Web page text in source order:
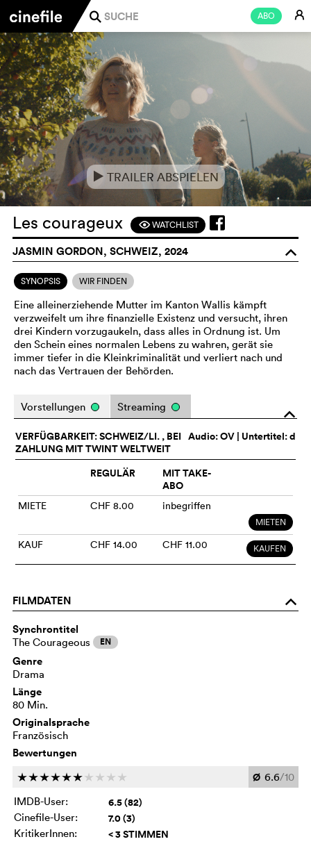
ABO E
j
e TRAILER ABSPIELEN
Les courageux FWATCHLIST
JASMIN GORDON, SCHWEIZ, 2024 o
SYNOPSIS WIR FINDEN
Eine alleinerziehende Mutter im Kanton Wallis kämpft
verzweifelt um ihre finanzielle Existenz und versucht, ihren
drei Kindern vorzugaukeln, dass alles in Ordnung ist. Um
den Schein eines normalen Lebens zu wahren, gerät sie
immer tiefer in die Kleinkriminalität und verliert nach und
nach das Vertrauen der Behörden.
o
Vorstellungen Streaming
Audio:OV | Untertitel: d
VERFÜGBARKEIT: SCHWEIZ/LI. , BEI
ZAHLUNG MIT TWINT WELTWEIT
REGULÄR
MIT TAKE-
ABO
MIETE CHF 8.00 inbegriffen
MIETEN
KAUF CHF 14.00 CHF 11.00 KAUFEN
FILMDATEN o
Synchrontitel
The Courageous EN
Genre
Drama
Länge
80 Min.
Originalsprache
Französisch
Bewertungen
cccccc c c c c Ø 6.6/10
IMDB-User:
6.5 (82)
Cinefile-User: 7.0 (3)
KritikerInnen: < 3 STIMMEN